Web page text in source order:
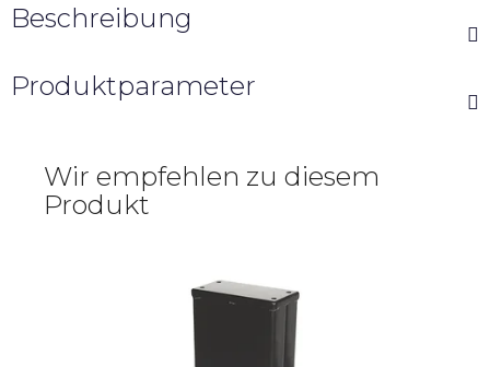
Beschreibung
Produktparameter
Wir empfehlen zu diesem
Produkt